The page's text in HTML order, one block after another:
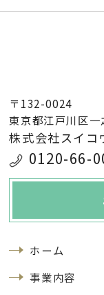
〒132-0024
東京都江戸川区
株式会社スイコ
0120-66-
ホーム
事業内容